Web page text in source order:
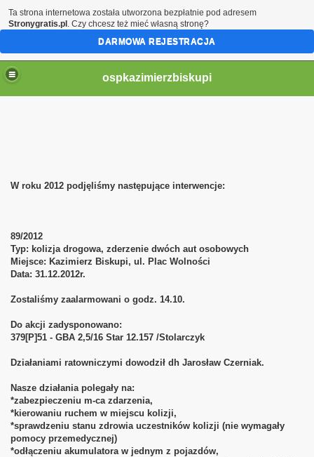
ospkazimierzbiskupi
W roku 2012 podjęliśmy następujące interwencje:
89/2012
Typ: kolizja drogowa, zderzenie dwóch aut osobowych
Miejsce: Kazimierz Biskupi, ul. Plac Wolności
Data: 31.12.2012r.
Zostaliśmy zaalarmowani o godz. 14.10.
Do akcji zadysponowano:
379[P]51 - GBA 2,5/16 Star 12.157 /Stolarczyk
Działaniami ratowniczymi dowodził dh Jarosław Czerniak.
Nasze działania polegały na:
*zabezpieczeniu m-ca zdarzenia,
*kierowaniu ruchem w miejscu kolizji,
*sprawdzeniu stanu zdrowia uczestników kolizji (nie wymagały
pomocy przemedycznej)
*odłączeniu akumulatora w jednym z pojazdów,
Ta strona internetowa została utworzona bezpłatnie pod adresem
Stronygratis.pl . Czy chcesz też mieć własną stronę?
DARMOWA REJESTRACJA